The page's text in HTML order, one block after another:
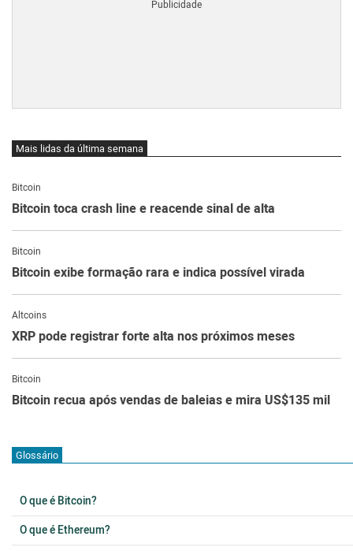
Mais lidas da última semana
Bitcoin
Bitcoin toca crash line e reacende sinal de alta
Bitcoin
Bitcoin exibe formação rara e indica possível virada
Altcoins
XRP pode registrar forte alta nos próximos meses
Bitcoin
Bitcoin recua após vendas de baleias e mira US$135 mil
Glossário
O que é Bitcoin?
O que é Ethereum?